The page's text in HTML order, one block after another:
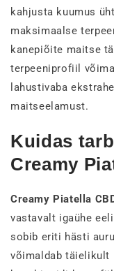
kahjusta kuumus
maksimaalse
kanepiõite maitse
terpeeniprofiil
lahustivaba
maitseelamust.
Kuidas
Creamy
Creamy Piatella
vastavalt igaühe
sobib eriti hästi
võimaldab täielikult